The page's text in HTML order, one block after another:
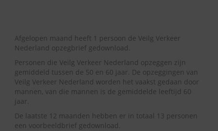
Afgelopen maand heeft 1 persoon de Veilg Verkeer
Nederland opzegbrief gedownload.
Personen die Veilg Verkeer Nederland opzeggen zijn
gemiddeld tussen de 50 en 60 jaar. De opzeggingen van
Veilg Verkeer Nederland worden het vaakst gedaan door
mannen, van die mannen is de gemiddelde leeftijd 60
jaar.
De laatste 12 maanden hebben er in totaal 13 personen
een voorbeeldbrief gedownload.